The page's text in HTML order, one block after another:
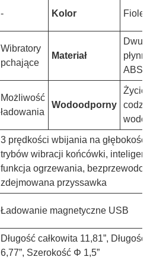
- Kolor Fioletowy
Wibratory
pchające
Materiał
płynny
ABS
Możliwość
ładowania
Wodoodporny
Życie
3 prędkości wbijania na głębokość 7
trybów wibracji końcówki, inteligentna
funkcja ogrzewania, bezprzewodowy
zdejmowana przyssawka
Ładowanie magnetyczne USB
Długość całkowita 11,81”, Długość
6,77”, Szerokość Φ 1,5”